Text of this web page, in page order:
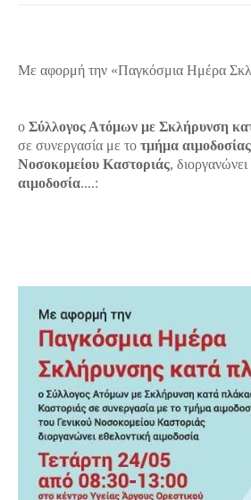
Με αφορμή την «Παγκόσμια Ημέρα
ο Σύλλογος Ατόμων με Σκλήρυνση
σε συνεργασία με το τμήμα
Νοσοκομείου Καστοριάς, διοργανώνει
αιμοδοσία....: